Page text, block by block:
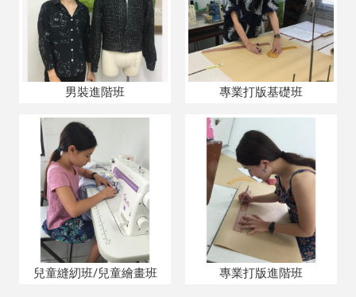
男裝進階班 專業打版基礎班
兒童縫紉班/兒童繪畫班 專業打版進階班